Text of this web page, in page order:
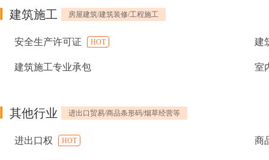
建筑施工 房屋建筑/建筑装修/工程施工
安全生产许可证 HOT 建
建筑施工专业承包 室
其他行业 进出口贸易/商品条形码/烟草经营等
进出口权 HOT 商